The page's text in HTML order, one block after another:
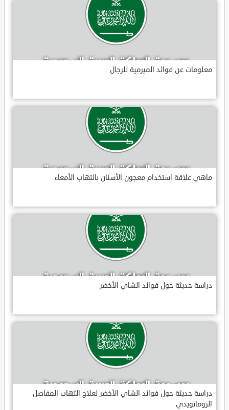
معلومات عن فوائد الميرمية للرجال
ماهي علاقة استخدام معجون الأسنان بالتهاب الأمعاء
دراسة حديثة حول فوائد الشاي الأخضر
دراسة حديثة حول فوائد الشاي الأخضر لعلاج التهاب المفاصل
الروماتويدي